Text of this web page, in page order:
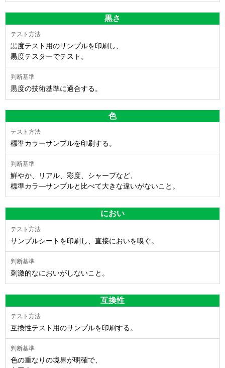
黒さ
黒度テスト用のサンプルを印刷し、
黒度テスターでテスト。
黒度の技術基準に適合する。
色
標準カラーサンプルを印刷する。
鮮やか、リアル、彩度、シャープなど、
標準カラ―サンプルと比べて大きな違いがないこと。
におい
サンプルシートを印刷し、直接においを嗅ぐ。
刺激的なにおいがしないこと。
互換性
互換性テスト用のサンプルを印刷する。
色の重なりの境界が明確で、